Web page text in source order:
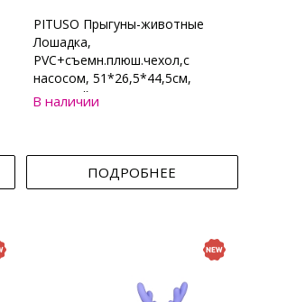
PITUSO Прыгуны-животные
Лошадка,
PVC+съемн.плюш.чехол,с
насосом, 51*26,5*44,5см,
Бежевый
В наличии
ПОДРОБНЕЕ